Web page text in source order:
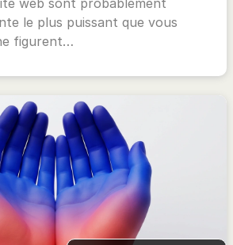
web sont probablement
le plus puissant que vous
figurent…